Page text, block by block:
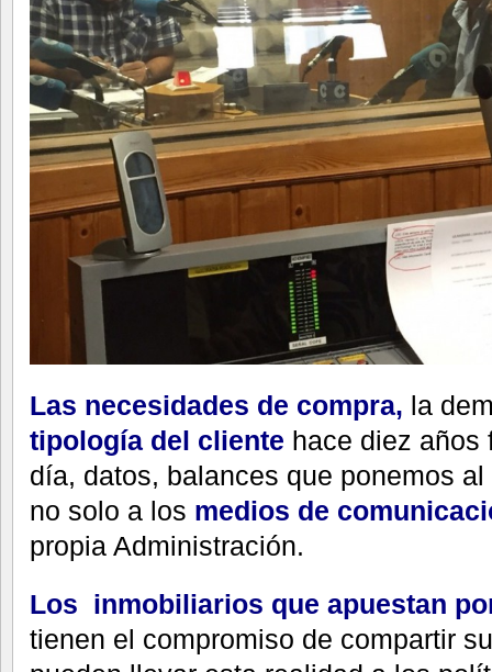
Las necesidades de compra, la
tipología del cliente hace diez años
día, datos, balances que ponemos
no solo a los medios de
propia Administración.
Los inmobiliarios que apuestan
tienen el compromiso de compartir